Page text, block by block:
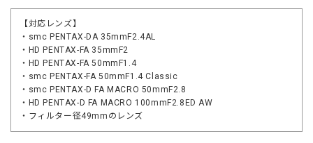
【対応レンズ】
・smc PENTAX-DA 35mmF2.4AL
・HD PENTAX-FA 35mmF2
・HD PENTAX-FA 50mmF1.4
・smc PENTAX-FA 50mmF1.4 Classic
・smc PENTAX-D FA MACRO 50mmF2.8
・HD PENTAX-D FA MACRO 100mmF2.8ED AW
・フィルター径49mmのレンズ